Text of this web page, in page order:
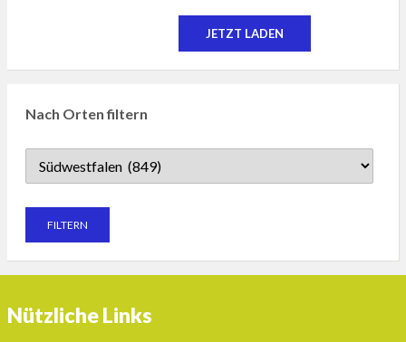
JETZT LADEN
Nach Orten filtern
Nützliche Links